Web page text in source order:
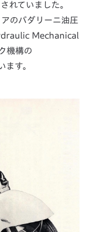
れていました。
のバダリーニ油圧
Mechanical
機構の
す。